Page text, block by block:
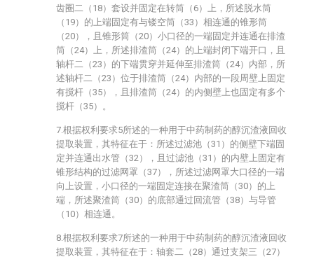
齿圈二（18）套设并固定在转筒（6）上，所述脱水筒
（19）的上端固定有与镂空筒（33）相连通的锥形筒
（20），且锥形筒（20）小口径的一端固定并连通在排渣
筒（24）上，所述排渣筒（24）的上端封闭下端开口，且
轴杆二（23）的下端贯穿并延伸至排渣筒（24）内部，所
述轴杆二（23）位于排渣筒（24）内部的一段周壁上固定
有搅杆（35），且排渣筒（24）的内侧壁上也固定有多个
搅杆（35）。
7.根据权利要求5所述的一种用于中药制药的醇沉渣液回收
提取装置，其特征在于：所述过滤池（31）的侧壁下端固
定并连通出水管（32），且过滤池（31）的内壁上固定有
锥形结构的过滤网罩（37），所述过滤网罩大口径的一端
向上设置，小口径的一端固定连接在聚渣筒（30）的上
端，所述聚渣筒（30）的底部通过回流管（38）与导管
（10）相连通。
8.根据权利要求7所述的一种用于中药制药的醇沉渣液回收
提取装置，其特征在于：轴套二（28）通过支架三（27）